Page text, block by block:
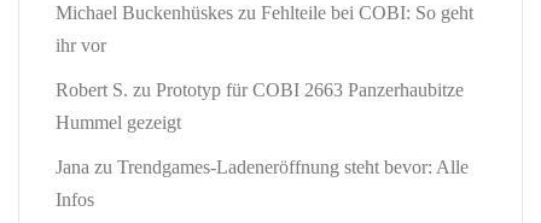
Michael Buckenhüskes zu Fehlteile bei COBI: So geht
ihr vor
Robert S. zu Prototyp für COBI 2663 Panzerhaubitze
Hummel gezeigt
Jana zu Trendgames-Ladeneröffnung steht bevor: Alle
Infos